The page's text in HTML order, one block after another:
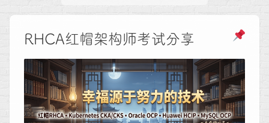
RHCA红帽架构师考试分享